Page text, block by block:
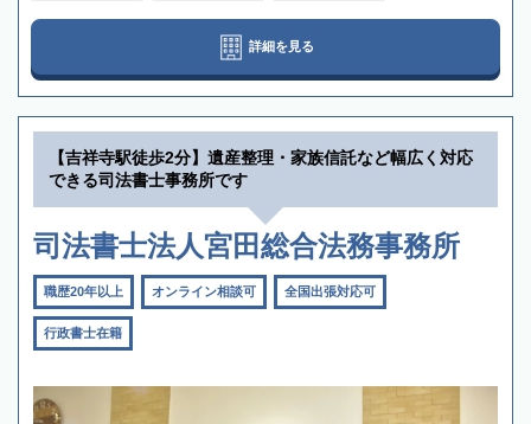
詳細を見る
【吉祥寺駅徒歩2分】遺産整理・家族信託など幅広く対応
できる司法書士事務所です
司法書士法人宮田総合法務事務所
職歴20年以上 オンライン相談可 全国出張対応可
行政書士在籍